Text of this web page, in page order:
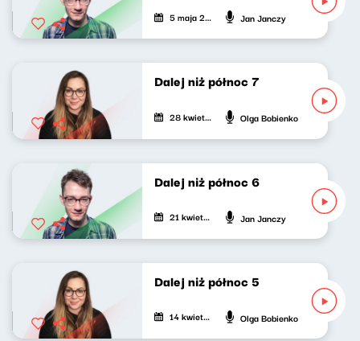
5 maja 2024 Jan Janczy
Dalej niż północ 7
28 kwietnia 2024 Olga Bobienko
Dalej niż północ 6
21 kwietnia 2024 Jan Janczy
Dalej niż północ 5
14 kwietnia 2024 Olga Bobienko